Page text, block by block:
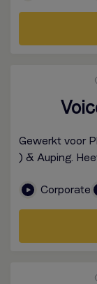
Gewerkt voor
) & Auping.
Corporate